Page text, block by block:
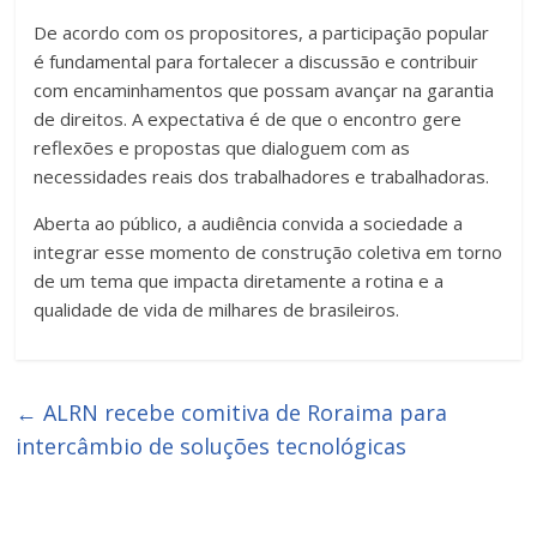
De acordo com os propositores, a participação popular
é fundamental para fortalecer a discussão e contribuir
com encaminhamentos que possam avançar na garantia
de direitos. A expectativa é de que o encontro gere
reflexões e propostas que dialoguem com as
necessidades reais dos trabalhadores e trabalhadoras.
Aberta ao público, a audiência convida a sociedade a
integrar esse momento de construção coletiva em torno
de um tema que impacta diretamente a rotina e a
qualidade de vida de milhares de brasileiros.
← ALRN recebe comitiva de Roraima para
intercâmbio de soluções tecnológicas